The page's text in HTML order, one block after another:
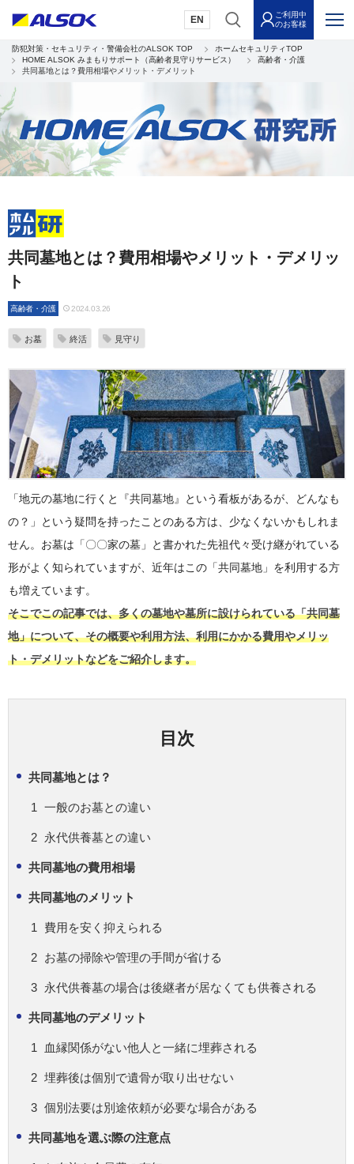
EN
ご利用中
のお客様
防犯対策・セキュリティ・警備会社のALSOK TOP
ホームセキュリティTOP
HOME ALSOK みまもりサポート（高齢者見守りサービス）
高齢者・介護
共同墓地とは？費用相場やメリット・デメリット
共同墓地とは？費用相場やメリット・デメリッ
ト
高齢者・介護 2024.03.26
お墓 終活 見守り
「地元の墓地に行くと『共同墓地』という看板があるが、どんなも
の？」という疑問を持ったことのある方は、少なくないかもしれま
せん。お墓は「〇〇家の墓」と書かれた先祖代々受け継がれている
形がよく知られていますが、近年はこの「共同墓地」を利用する方
も増えています。
そこでこの記事では、多くの墓地や墓所に設けられている「共同墓
地」について、その概要や利用方法、利用にかかる費用やメリッ
ト・デメリットなどをご紹介します。
目次
共同墓地とは？
一般のお墓との違い
永代供養墓との違い
共同墓地の費用相場
共同墓地のメリット
費用を安く抑えられる
お墓の掃除や管理の手間が省ける
永代供養墓の場合は後継者が居なくても供養される
共同墓地のデメリット
血縁関係がない他人と一緒に埋葬される
埋葬後は個別で遺骨が取り出せない
個別法要は別途依頼が必要な場合がある
共同墓地を選ぶ際の注意点